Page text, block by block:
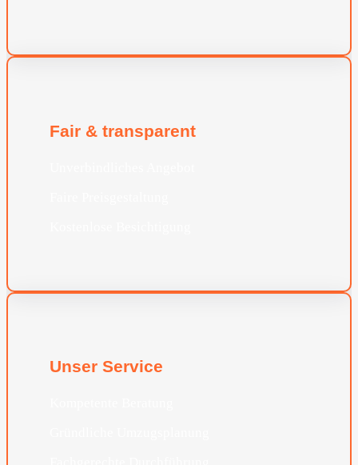
Fair & transparent
Unser Service